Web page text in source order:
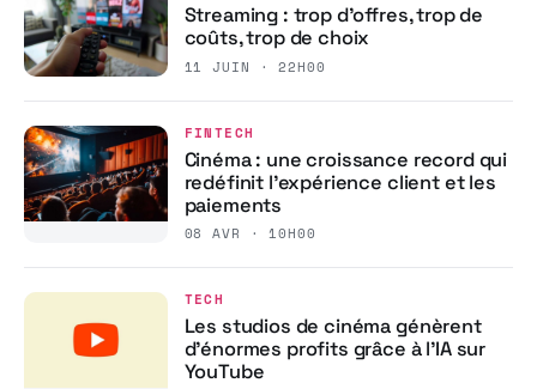
Streaming : trop d’offres, trop de
coûts, trop de choix
11 JUIN · 22H00
FINTECH
Cinéma : une croissance record qui
redéfinit l’expérience client et les
paiements
08 AVR · 10H00
TECH
Les studios de cinéma génèrent
d’énormes profits grâce à l’IA sur
YouTube